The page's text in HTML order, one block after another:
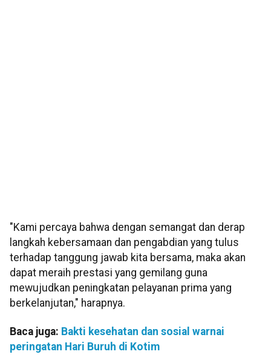
"Kami percaya bahwa dengan semangat dan derap
langkah kebersamaan dan pengabdian yang tulus
terhadap tanggung jawab kita bersama, maka akan
dapat meraih prestasi yang gemilang guna
mewujudkan peningkatan pelayanan prima yang
berkelanjutan," harapnya.
Baca juga: Bakti kesehatan dan sosial warnai
peringatan Hari Buruh di Kotim